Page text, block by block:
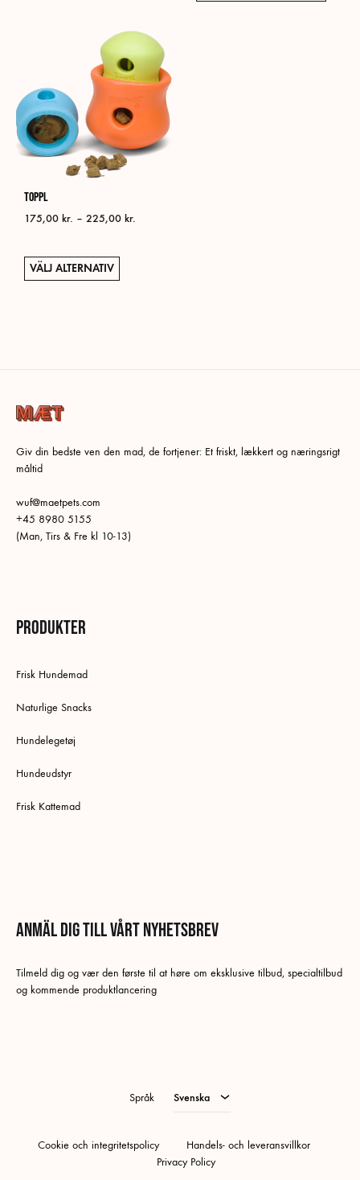
flera
varianter.
De
olika
alternativen
kan
Toppl
175,00 kr. – 225,00 kr.
VÄLJ ALTERNATIV
väljas
Giv din bedste ven den mad, de fortjener: Et friskt, lækkert og næringsrigt
måltid
wuf@maetpets.com
+45 8980 5155
(Man, Tirs & Fre kl 10-13)
Produkter
Frisk Hundemad
Naturlige Snacks
Hundelegetøj
Hundeudstyr
Frisk Kattemad
Anmäl dig till vårt nyhetsbrev
Tilmeld dig og vær den første til at høre om eksklusive tilbud, specialtilbud
og kommende produktlancering
Språk Svenska
Svenska
Danska
Cookie och integritetspolicy
Handels- och leveransvillkor
Privacy Policy